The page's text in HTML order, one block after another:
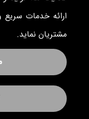
ارائه خدمات
مشتریان نماید.